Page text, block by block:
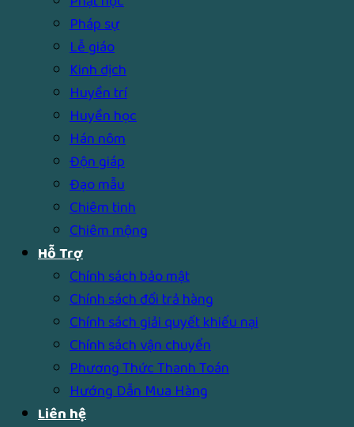
Pháp sự
Lễ giáo
Kinh dịch
Huyền trí
Huyền học
Hán nôm
Độn giáp
Đạo mẫu
Chiêm tinh
Chiêm mộng
Hỗ Trợ
Chính sách bảo mật
Chính sách đổi trả hàng
Chính sách giải quyết khiếu nại
Chính sách vận chuyển
Phương Thức Thanh Toán
Hướng Dẫn Mua Hàng
Liên hệ